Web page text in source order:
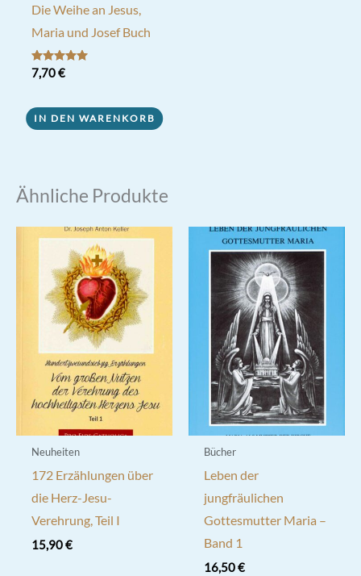
Die Weihe an Jesus,
Maria und Josef Buch
Bewertet mit
5.00
7,70€
IN DEN WARENKORB
Ähnliche Produkte
Neuheiten
172 Erzählungen über
die Herz-Jesu-
Verehrung, Teil I
15,90€
Bücher
Leben der
jungfräulichen
Gottesmutter Maria –
Band 1
16,50€